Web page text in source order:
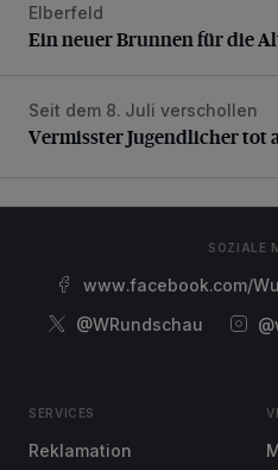
Ein neuer Brunnen für die Alte
Elberfeld
Ein neuer Brunnen für die
Vermisster Jugendlicher tot
Seit dem 8. Juli verschollen
Vermisster Jugendlicher tot
SOZIALE
www.facebook.com/
@WRundschau
SERVICES
Reklamation